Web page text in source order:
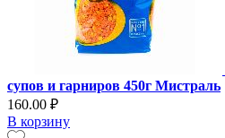
супов и гарниров 450г Мистраль
160.00 ₽
В корзину